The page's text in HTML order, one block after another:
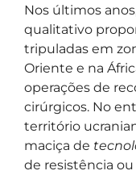
Nos últimos
qualitativo
tripuladas em
Oriente e na
operações de
cirúrgicos. No
território
maciça de
de resistência